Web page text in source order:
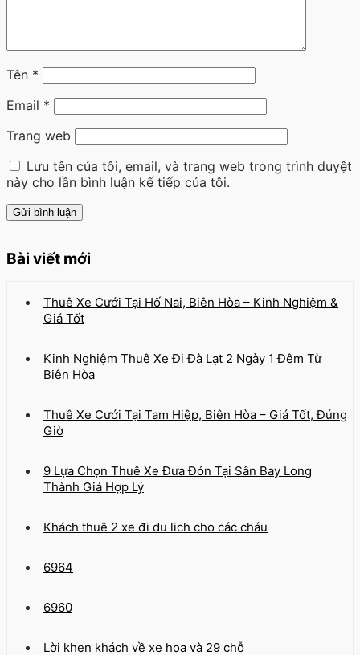
Tên *
Email *
Trang web
Lưu tên của tôi, email, và trang web trong trình duyệt
này cho lần bình luận kế tiếp của tôi.
Bài viết mới
Thuê Xe Cưới Tại Hố Nai, Biên Hòa – Kinh Nghiệm &
Giá Tốt
Kinh Nghiệm Thuê Xe Đi Đà Lạt 2 Ngày 1 Đêm Từ
Biên Hòa
Thuê Xe Cưới Tại Tam Hiệp, Biên Hòa – Giá Tốt, Đúng
Giờ
9 Lựa Chọn Thuê Xe Đưa Đón Tại Sân Bay Long
Thành Giá Hợp Lý
Khách thuê 2 xe đi du lich cho các cháu
6964
6960
Lời khen khách về xe hoa và 29 chỗ